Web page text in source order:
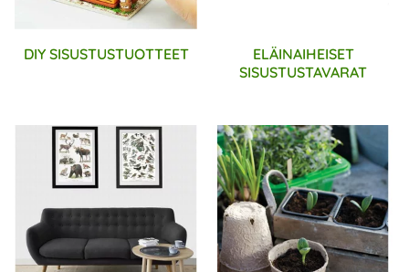
DIY SISUSTUSTUOTTEET
ELÄINAIHEISET
SISUSTUSTAVARAT